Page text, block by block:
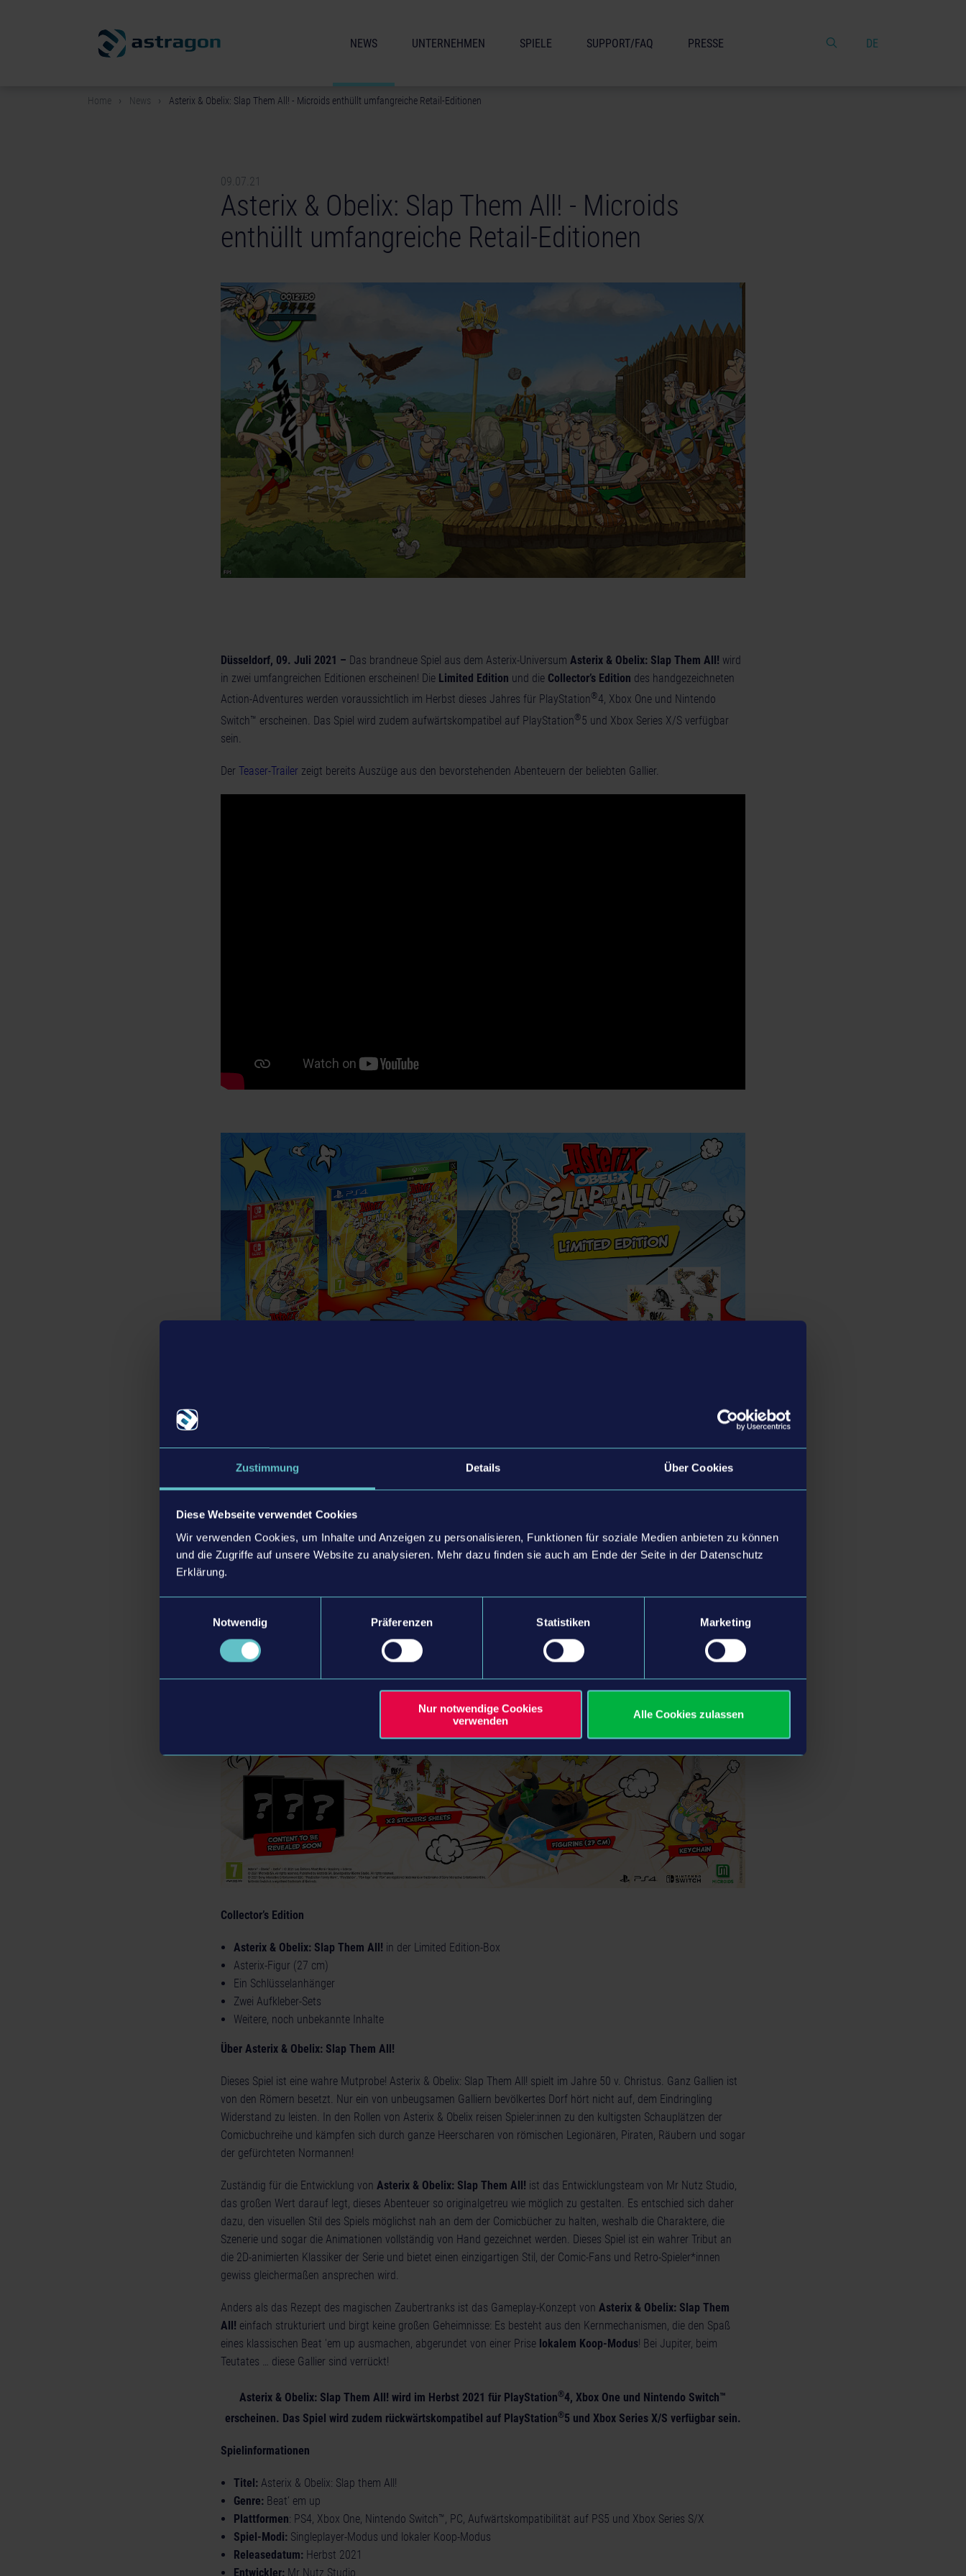
Zustimmung Details Über Cookies
Diese Webseite verwendet Cookies
Wir verwenden Cookies, um Inhalte und Anzeigen zu personalisieren, Funktionen für soziale Medien anbieten zu können
und die Zugriffe auf unsere Website zu analysieren. Mehr dazu finden sie auch am Ende der Seite in der Datenschutz
Erklärung.
Notwendig
Präferenzen Statistiken Marketing
Nur notwendige Cookies
verwenden
Alle Cookies zulassen
DE
NEWS UNTERNEHMEN SPIELE SUPPORT/FAQ PRESSE
Home News Asterix & Obelix: Slap Them All! - Microids enthüllt umfangreiche Retail-Editionen
09.07.21
Asterix & Obelix: Slap Them All! - Microids
enthüllt umfangreiche Retail-Editionen
Düsseldorf, 09. Juli 2021 – Das brandneue Spiel aus dem Asterix-Universum Asterix & Obelix: Slap Them All! wird
in zwei umfangreichen Editionen erscheinen! Die Limited Edition und die Collector’s Edition des handgezeichneten
Action-Adventures werden voraussichtlich im Herbst dieses Jahres für PlayStation®4, Xbox One und Nintendo
Switch™ erscheinen. Das Spiel wird zudem aufwärtskompatibel auf PlayStation®5 und Xbox Series X/S verfügbar
sein.
Der Teaser-Trailerzeigt bereits Auszüge aus den bevorstehenden Abenteuern der beliebten Gallier.
Asterix & Obelix: Slap Them All!in der Limited Edition-Box
Zwei Aufkleber-Sets
Weitere, noch unbekannte Inhalte
Collector’s Edition
Asterix & Obelix: Slap Them All! in der Limited Edition-Box
Asterix-Figur (27 cm)
Ein Schlüsselanhänger
Zwei Aufkleber-Sets
Weitere, noch unbekannte Inhalte
Über Asterix & Obelix: Slap Them All!
Dieses Spiel ist eine wahre Mutprobe! Asterix & Obelix: Slap Them All! spielt im Jahre 50 v. Christus. Ganz Gallien ist
von den Römern besetzt. Nur ein von unbeugsamen Galliern bevölkertes Dorf hört nicht auf, dem Eindringling
Widerstand zu leisten. In den Rollen von Asterix & Obelix reisen Spieler:innen zu den kultigsten Schauplätzen der
Comicbuchreihe und kämpfen sich durch ganze Heerscharen von römischen Legionären, Piraten, Räubern und sogar
der gefürchteten Normannen!
Zuständig für die Entwicklung von Asterix & Obelix: Slap Them All! ist das Entwicklungsteam von Mr Nutz Studio,
das großen Wert darauf legt, dieses Abenteuer so originalgetreu wie möglich zu gestalten. Es entschied sich daher
dazu, den visuellen Stil des Spiels möglichst nah an dem der Comicbücher zu halten, weshalb die Charaktere, die
Szenerie und sogar die Animationen vollständig von Hand gezeichnet werden. Dieses Spiel ist ein wahrer Tribut an
die 2D-animierten Klassiker der Serie und bietet einen einzigartigen Stil, der Comic-Fans und Retro-Spieler*innen
gewiss gleichermaßen ansprechen wird.
Anders als das Rezept des magischen Zaubertranks ist das Gameplay-Konzept von Asterix & Obelix: Slap Them
All! einfach strukturiert und birgt keine großen Geheimnisse: Es besteht aus den Kernmechanismen, die den Spaß
eines klassischen Beat 'em up ausmachen, abgerundet von einer Prise lokalem Koop-Modus! Bei Jupiter, beim
Teutates … diese Gallier sind verrückt!
Asterix & Obelix: Slap Them All! wird im Herbst 2021 für PlayStation®4, Xbox One und Nintendo Switch™
erscheinen. Das Spiel wird zudem rückwärtskompatibel auf PlayStation®5 und Xbox Series X/S verfügbar sein.
Spielinformationen
Titel:Asterix & Obelix: Slap them All!
Genre: Beat‘ em up
Plattformen: PS4, Xbox One, Nintendo Switch™, PC, Aufwärtskompatibilität auf PS5 und Xbox Series S/X
Spiel-Modi:Singleplayer-Modus und lokaler Koop-Modus
Releasedatum:Herbst 2021
Entwickler: Mr Nutz Studio